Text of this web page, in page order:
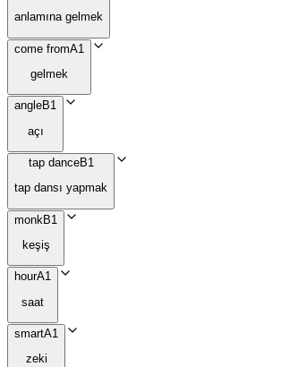
anlamına gelmek
come fromA1
gelmek
angleB1
açı
tap danceB1
tap dansı yapmak
monk B1
keşiş
hourA1
saat
smartA1
zeki